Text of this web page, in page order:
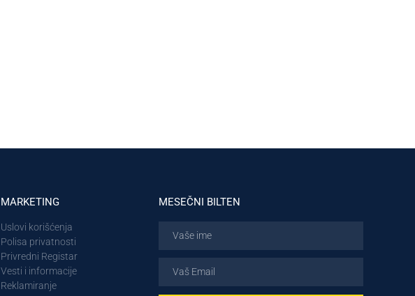
MARKETING
Uslovi korišćenja
Polisa privatnosti
Privredni Registar
Vesti i informacije
Reklamiranje
MESEČNI BILTEN